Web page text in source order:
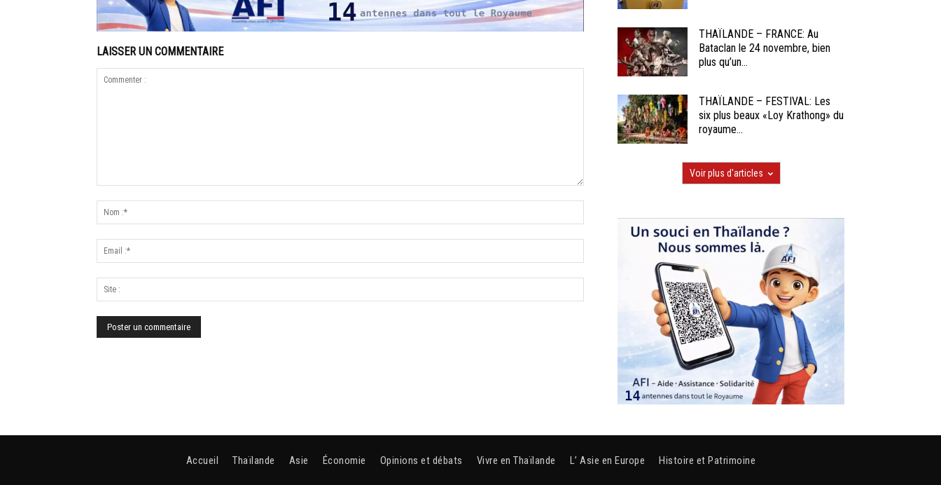
LAISSER UN COMMENTAIRE
THAÏLANDE – FRANCE: Au
Bataclan le 24 novembre, bien
plus qu’un...
THAÏLANDE – FESTIVAL: Les
six plus beaux «Loy Krathong» du
royaume...
Voir plus d'articles
Accueil Thaïlande Asie Économie Opinions et débats Vivre en Thaïlande L’ Asie en Europe Histoire et Patrimoine